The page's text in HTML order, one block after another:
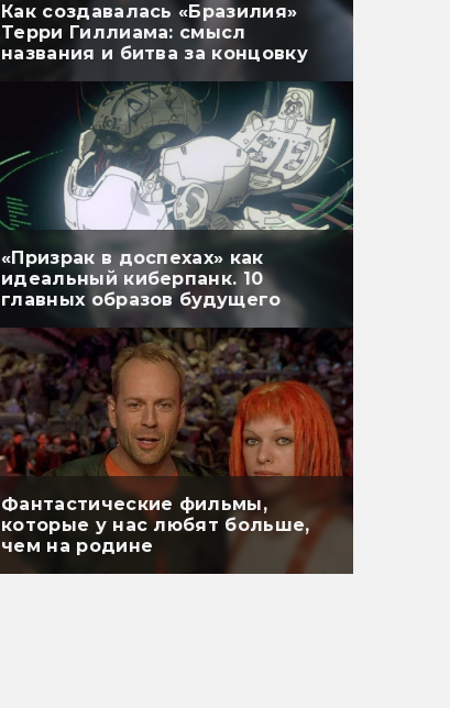
Как создавалась «Бразилия»
Терри Гиллиама: смысл
названия и битва за концовку
«Призрак в доспехах» как
идеальный киберпанк. 10
главных образов будущего
Фантастические фильмы,
которые у нас любят больше,
чем на родине